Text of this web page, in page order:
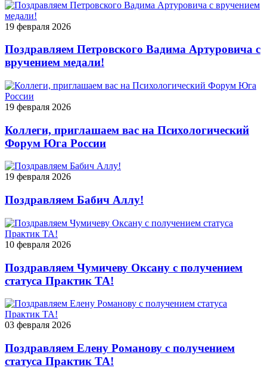
19 февраля 2026
Поздравляем Петровского Вадима Артуровича с
вручением медали!
19 февраля 2026
Коллеги, приглашаем вас на Психологический
Форум Юга России
19 февраля 2026
Поздравляем Бабич Аллу!
10 февраля 2026
Поздравляем Чумичеву Оксану с получением
статуса Практик ТА!
03 февраля 2026
Поздравляем Елену Романову с получением
статуса Практик ТА!